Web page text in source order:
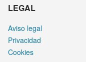
LEGAL
Aviso legal
Privacidad
Cookies